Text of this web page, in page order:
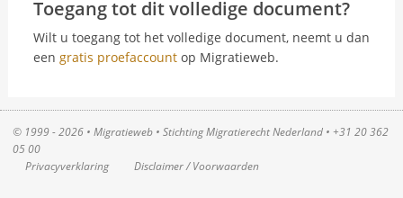
Toegang tot dit volledige document?
Wilt u toegang tot het volledige document, neemt u dan
een gratis proefaccountop Migratieweb.
© 1999 - 2026 • Migratieweb • Stichting Migratierecht Nederland • +31 20 362
05 00
Privacyverklaring
Disclaimer / Voorwaarden